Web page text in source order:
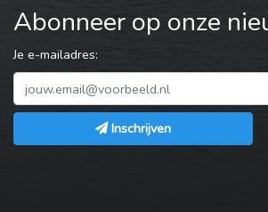
Abonneer op onze
Je e-mailadres:
Inschrijven